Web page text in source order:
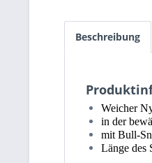
Beschreibung
Weicher
in der
mit Bull-
Länge des